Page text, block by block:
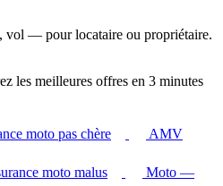
vol — pour locataire ou propriétaire.
les meilleures offres en 3 minutes
moto pas chère
AMV
moto malus
Moto —